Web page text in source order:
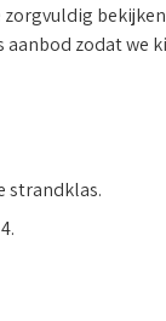
zodat
strandklas.